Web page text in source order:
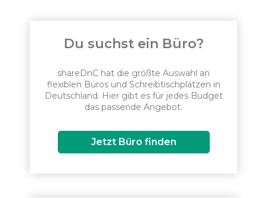
Du suchst ein Büro?
shareDnC hat die größte Auswahl an
flexiblen Büros und Schreibtischplätzen in
Deutschland. Hier gibt es für jedes Budget
das passende Angebot.
Jetzt Büro finden